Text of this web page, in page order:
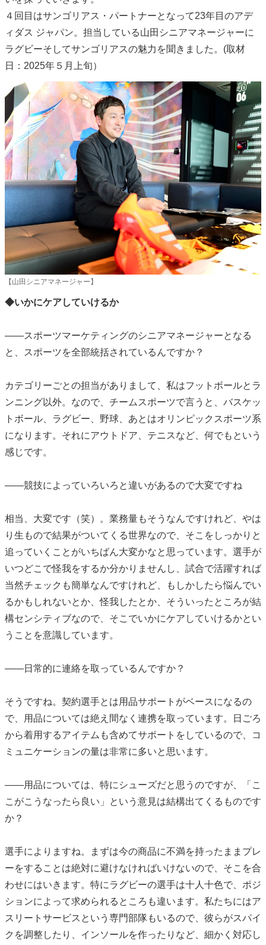
４回目はサンゴリアス・パートナーとなって23年目のアデ
ィダス ジャパン。担当している山田シニアマネージャーに
ラグビーそしてサンゴリアスの魅力を聞きました。(取材
日：2025年５月上旬）
【山田シニアマネージャー】
◆いかにケアしていけるか
――スポーツマーケティングのシニアマネージャーとなる
と、スポーツを全部統括されているんですか？
カテゴリーごとの担当がありまして、私はフットボールとラ
ンニング以外。なので、チームスポーツで言うと、バスケッ
トボール、ラグビー、野球、あとはオリンピックスポーツ系
になります。それにアウトドア、テニスなど、何でもという
感じです。
――競技によっていろいろと違いがあるので大変ですね
相当、大変です（笑）。業務量もそうなんですけれど、やは
り生もので結果がついてくる世界なので、そこをしっかりと
追っていくことがいちばん大変かなと思っています。選手が
いつどこで怪我をするか分かりませんし、試合で活躍すれば
当然チェックも簡単なんですけれど、もしかしたら悩んでい
るかもしれないとか、怪我したとか、そういったところが結
構センシティブなので、そこでいかにケアしていけるかとい
うことを意識しています。
――日常的に連絡を取っているんですか？
そうですね。契約選手とは用品サポートがベースになるの
で、用品については絶え間なく連携を取っています。日ごろ
から着用するアイテムも含めてサポートをしているので、コ
ミュニケーションの量は非常に多いと思います。
――用品については、特にシューズだと思うのですが、「こ
こがこうなったら良い」という意見は結構出てくるものです
か？
選手によりますね。まずは今の商品に不満を持ったままプレ
ーをすることは絶対に避けなければいけないので、そこを合
わせにはいきます。特にラグビーの選手は十人十色で、ポジ
ションによって求められるところも違います。私たちにはア
スリートサービスという専門部隊もいるので、彼らがスパイ
クを調整したり、インソールを作ったりなど、細かく対応し